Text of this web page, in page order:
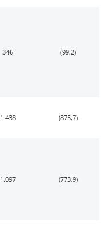
346 (99,2)
1.438 (875,7)
1.097 (773,9)